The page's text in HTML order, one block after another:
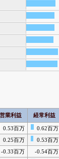
営業利益 経常利益
0.53百万 0.62百万
0.25百万 0.53百万
-0.33百万 -0.54百万